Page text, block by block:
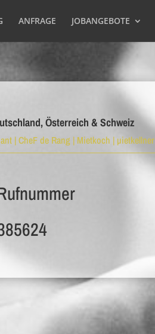
ANFRAGE JOBANGEBOTE
Österreich & Schweiz
| CheF de Rang | Mietkoch | µietkellner